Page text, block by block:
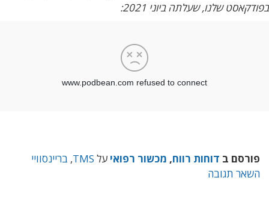
בפודקאסט שלנו, שעלתה ביוני 2021:
פורסם ב דוחות רווח, מכשור רפואי על TMS
, בריינסוויי
השאר תגובה